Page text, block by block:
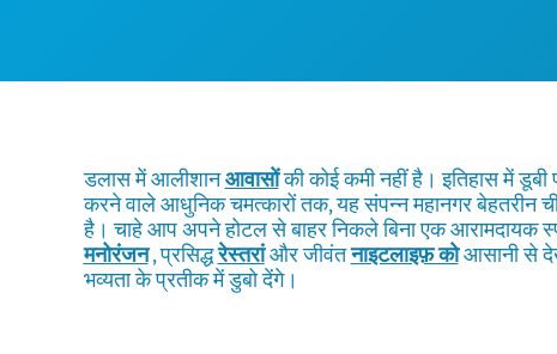
डलास में आलीशानआवासोंकी कोई कमी नहीं है। इतिहास में डूबी
करने वाले आधुनिक चमत्कारों तक, यह संपन्न महानगर बेहतरीन
है। चाहे आप अपने होटल से बाहर निकले बिना एक आरामदायक
मनोरंजन, प्रसिद्धरेस्तरांऔर जीवंतनाइटलाइफ़ कोआसानी से
भव्यता के प्रतीक में डुबो देंगे।